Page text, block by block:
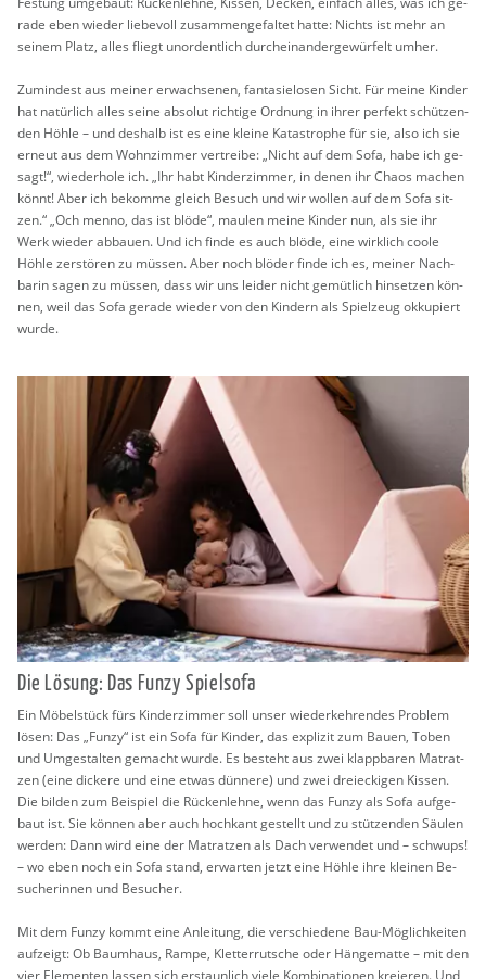
ra­de eben wie­der lie­be­voll zu­sam­men­ge­fal­tet hatte: Nichts ist mehr an
sei­nem Platz, alles fliegt un­or­dent­lich durch­ein­an­der­ge­wür­felt umher.
Zu­min­dest aus mei­ner er­wach­se­nen, fan­ta­sie­lo­sen Sicht. Für meine Kin­der
hat na­tür­lich alles seine ab­so­lut rich­ti­ge Ord­nung in ihrer per­fekt schüt­zen­
den Höhle – und des­halb ist es eine klei­ne Ka­ta­stro­phe für sie, also ich sie
er­neut aus dem Wohn­zim­mer ver­trei­be: „Nicht auf dem Sofa, habe ich ge­
sagt!“, wie­der­ho­le ich. „Ihr habt Kin­der­zim­mer, in denen ihr Chaos ma­chen
könnt! Aber ich be­kom­me gleich Be­such und wir wol­len auf dem Sofa sit­
zen.“ „Och menno, das ist blöde“, mau­len meine Kin­der nun, als sie ihr
Werk wie­der ab­bau­en. Und ich finde es auch blöde, eine wirk­lich coole
Höhle zer­stö­ren zu müs­sen. Aber noch blö­der finde ich es, mei­ner Nach­
ba­rin sagen zu müs­sen, dass wir uns lei­der nicht ge­müt­lich hin­set­zen kön­
nen, weil das Sofa ge­ra­de wie­der von den Kin­dern als Spiel­zeug ok­ku­piert
wurde.
Die Lö­sung: Das Funzy Spiel­so­fa
Ein Mö­bel­stück fürs Kin­der­zim­mer soll unser wie­der­keh­ren­des Pro­blem
lösen: Das „Funzy“ ist ein Sofa für Kin­der, das ex­pli­zit zum Bauen, Toben
und Um­ge­stal­ten ge­macht wurde. Es be­steht aus zwei klapp­ba­ren Ma­trat­
zen (eine di­cke­re und eine etwas dün­ne­re) und zwei drei­ecki­gen Kis­sen.
Die bil­den zum Bei­spiel die Rü­cken­leh­ne, wenn das Funzy als Sofa auf­ge­
baut ist. Sie kön­nen aber auch hoch­kant ge­stellt und zu stüt­zen­den Säu­len
wer­den: Dann wird eine der Ma­trat­zen als Dach ver­wen­det und – schwups!
– wo eben noch ein Sofa stand, er­war­ten jetzt eine Höhle ihre klei­nen Be­
su­che­rin­nen und Be­su­cher.
Mit dem Funzy kommt eine An­lei­tung, die ver­schie­de­ne Bau-Mög­lich­kei­ten
auf­zeigt: Ob Baum­haus, Rampe, Klet­ter­rut­sche oder Hän­ge­mat­te – mit den
vier Ele­men­ten las­sen sich er­staun­lich viele Kom­bi­na­tio­nen kre­ieren. Und